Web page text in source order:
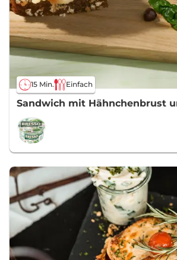
15 Min. Einfach
Sandwich mit Hähnchenbrust